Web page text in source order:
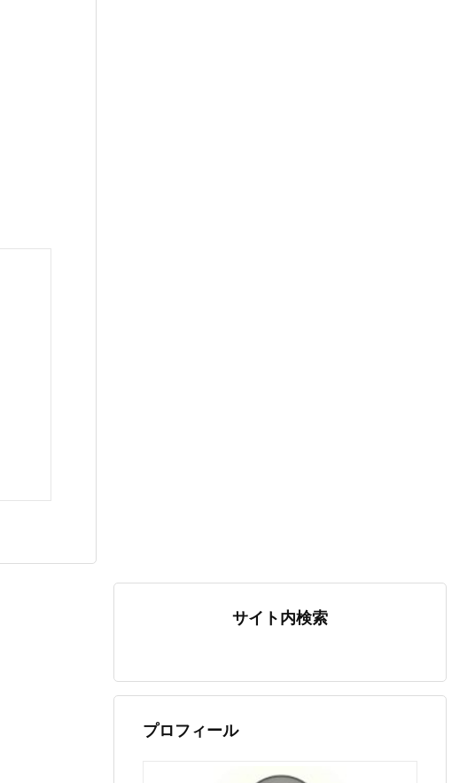
サイト内検索
プロフィール